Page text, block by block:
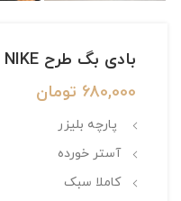
بادی بگ طرح NIKE پارچه بلیزر
680,000 تومان
پارچه بلیزر
آستر خورده
کاملا سبک